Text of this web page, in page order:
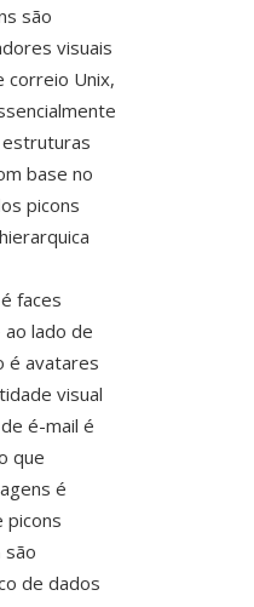
são
visuais
correio Unix,
estruturas
base no
picons
faces
lado de
é avatares
visual
é-mail é
que
é
picons
são
de dados